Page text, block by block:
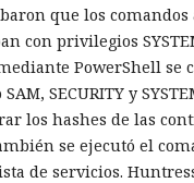
que los comandos
con privilegios
PowerShell se
SECURITY y
los hashes de las
se ejecutó el
de servicios.